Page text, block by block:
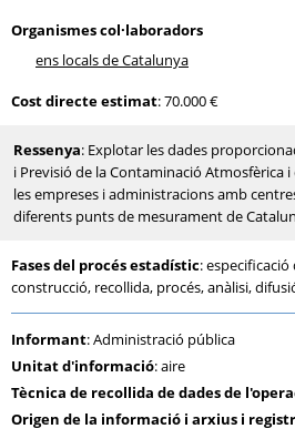
Organismes col·laboradors
ens locals de Catalunya
Cost directe estimat: 70.000 €
Ressenya: Explotar les dades
i Previsió de la Contaminació Atmosfèrica
les empreses i administracions amb
diferents punts de mesurament de
Fases del procés estadístic:
construcció, recollida, procés, anàlisi,
Informant: Administració pública
Unitat d'informació: aire
Tècnica de recollida de dades de
Origen de la informació i arxius i